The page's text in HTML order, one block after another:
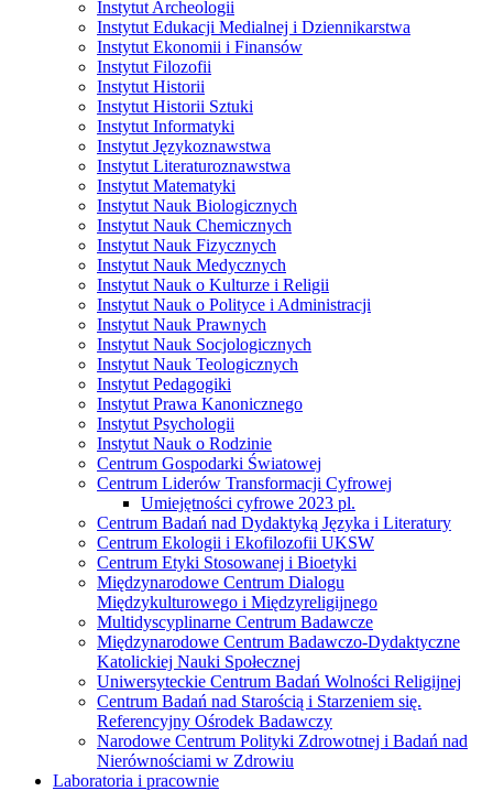
Instytut Archeologii
Instytut Edukacji Medialnej i Dziennikarstwa
Instytut Ekonomii i Finansów
Instytut Filozofii
Instytut Historii
Instytut Historii Sztuki
Instytut Informatyki
Instytut Językoznawstwa
Instytut Literaturoznawstwa
Instytut Matematyki
Instytut Nauk Biologicznych
Instytut Nauk Chemicznych
Instytut Nauk Fizycznych
Instytut Nauk Medycznych
Instytut Nauk o Kulturze i Religii
Instytut Nauk o Polityce i Administracji
Instytut Nauk Prawnych
Instytut Nauk Socjologicznych
Instytut Nauk Teologicznych
Instytut Pedagogiki
Instytut Prawa Kanonicznego
Instytut Psychologii
Instytut Nauk o Rodzinie
Centrum Gospodarki Światowej
Centrum Liderów Transformacji Cyfrowej
Umiejętności cyfrowe 2023 pl.
Centrum Badań nad Dydaktyką Języka i Literatury
Centrum Ekologii i Ekofilozofii UKSW
Centrum Etyki Stosowanej i Bioetyki
Międzynarodowe Centrum Dialogu
Międzykulturowego i Międzyreligijnego
Multidyscyplinarne Centrum Badawcze
Międzynarodowe Centrum Badawczo-Dydaktyczne
Katolickiej Nauki Społecznej
Uniwersyteckie Centrum Badań Wolności Religijnej
Centrum Badań nad Starością i Starzeniem się.
Referencyjny Ośrodek Badawczy
Narodowe Centrum Polityki Zdrowotnej i Badań nad
Nierównościami w Zdrowiu
Laboratoria i pracownie